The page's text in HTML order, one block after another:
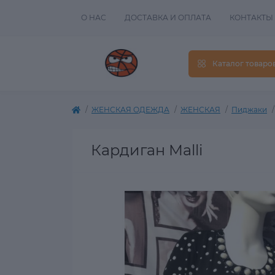
О НАС ДОСТАВКА И ОПЛАТА КОНТАКТЫ
Каталог
ЖЕНСКАЯ ОДЕЖДА ЖЕНСКАЯ Пиджаки
Кардиган Malli